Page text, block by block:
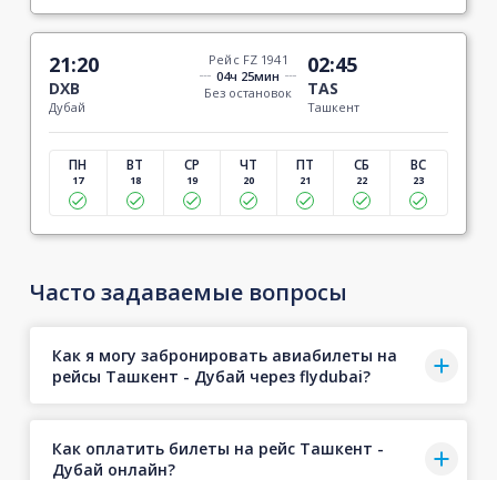
21:20
DXB
Дубай
Рейс FZ 1941
04ч 25мин
Без остановок
02:45
TAS
Ташкент
ПН
17
ВТ
18
СР
19
ЧТ
20
ПТ
21
СБ
22
ВС
23
Часто задаваемые вопросы
Как я могу забронировать авиабилеты на
рейсы Ташкент - Дубай через flydubai?
Как оплатить билеты на рейс Ташкент -
Дубай онлайн?